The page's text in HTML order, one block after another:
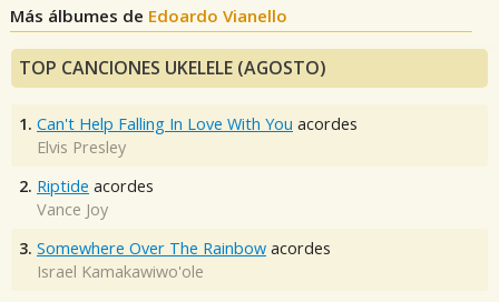
Más álbumes de Edoardo Vianello
TOP CANCIONES UKELELE (AGOSTO)
1. Can't Help Falling In Love With You acordes
Elvis Presley
2. Riptide acordes
Vance Joy
3. Somewhere Over The Rainbow acordes
Israel Kamakawiwo'ole